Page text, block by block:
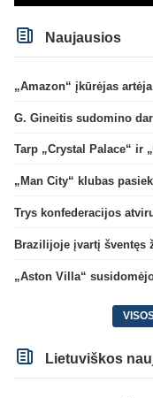
Naujausios
„Amazon“ įkūrėjas
G. Gineitis sudomino
Trys konfederacijos
„Aston Villa“
Lietuviškos